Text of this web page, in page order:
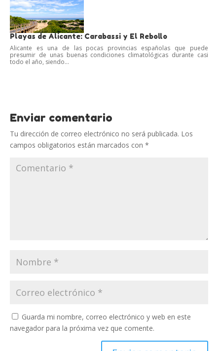
Playas de Alicante: Carabassi y El Rebollo
Alicante es una de las pocas provincias españolas que puede
presumir de unas buenas condiciones climatológicas durante casi
todo el año, siendo...
Enviar comentario
Tu dirección de correo electrónico no será publicada. Los
campos obligatorios están marcados con *
Guarda mi nombre, correo electrónico y web en este
navegador para la próxima vez que comente.